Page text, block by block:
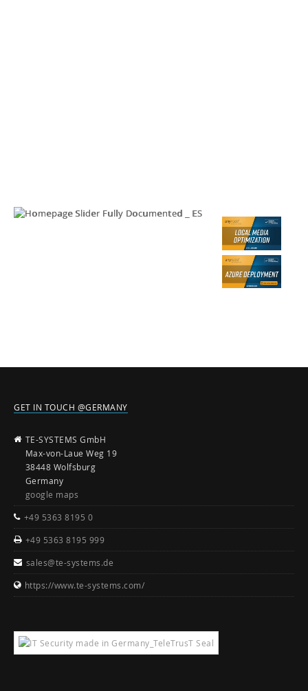
GET IN TOUCH @GERMANY
TE-SYSTEMS GmbH
Max-von-Laue Weg 19
38448 Wolfsburg
Germany
google maps
+49 5363 8195 0
+49 5363 8195 999
sales@te-systems.de
https://www.te-systems.com/